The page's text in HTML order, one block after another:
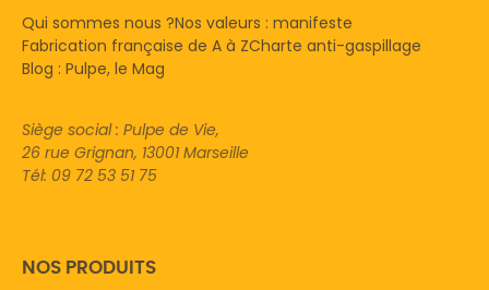
Qui sommes nous ?Nos valeurs : manifeste
Fabrication française de A à ZCharte anti-gaspillage
Blog : Pulpe, le Mag
Siège social : Pulpe de Vie,
26 rue Grignan, 13001 Marseille
Tél: 09 72 53 51 75
NOS PRODUITS